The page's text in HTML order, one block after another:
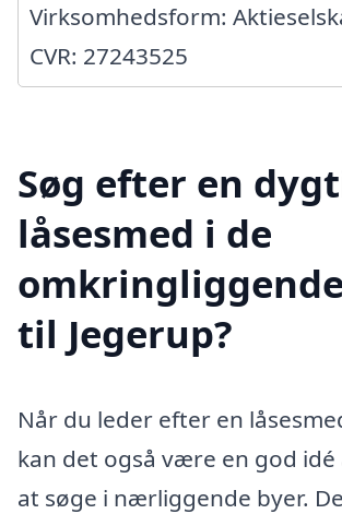
Virksomhedsform:
CVR: 27243525
Søg efter en
låsesmed i de
til Jegerup?
Når du leder efter en
kan det også være en god idé
at søge i nærliggende byer.